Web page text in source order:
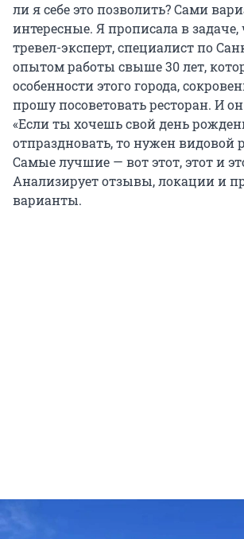
ли я себе это позволить? Сами
интересные. Я прописала в
тревел-эксперт, специалист по
опытом работы свыше 30 лет,
особенности этого города,
прошу посоветовать ресторан. И
«Если ты хочешь свой день
отпраздновать, то нужен видовой
Самые лучшие — вот этот, этот и
Анализирует отзывы, локации и
варианты.